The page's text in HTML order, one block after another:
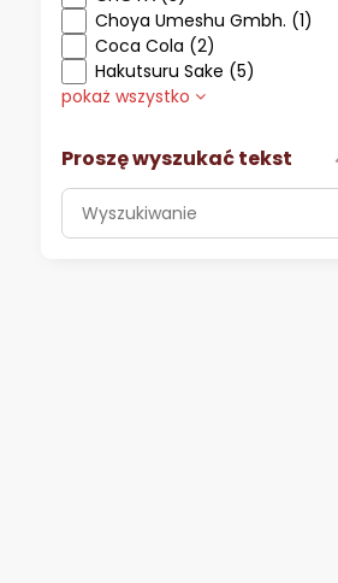
Choya Umeshu Gmbh. (1)
Coca Cola (2)
Hakutsuru Sake (5)
pokaż wszystko
Proszę wyszukać tekst
Filtruj
wyniki